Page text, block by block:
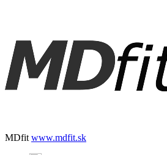
MDfit www.mdfit.sk